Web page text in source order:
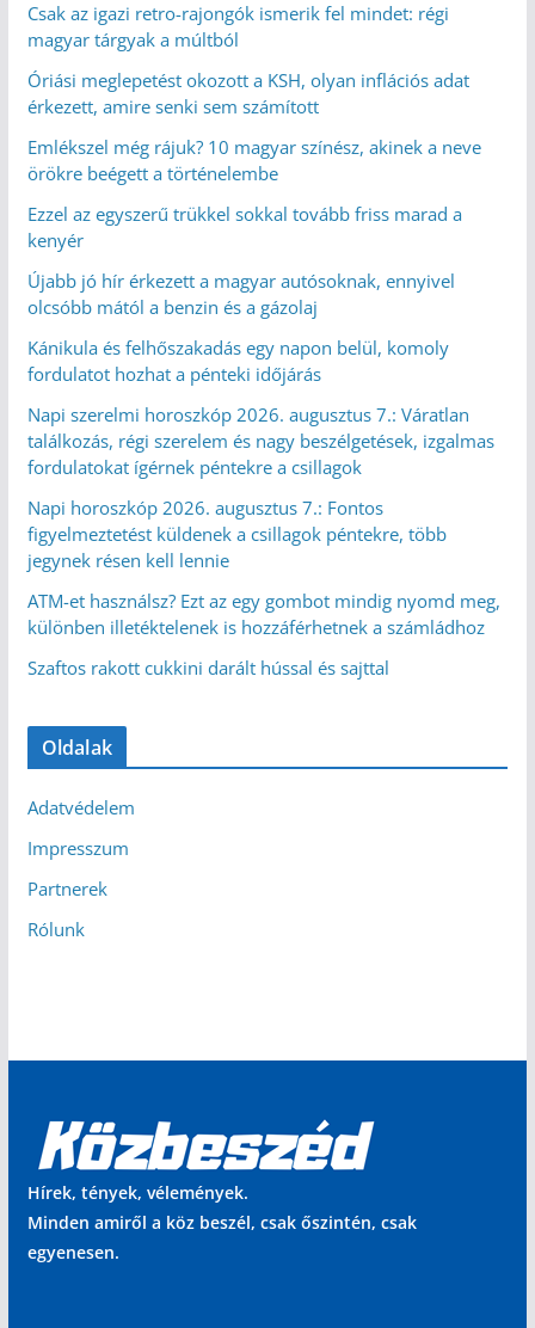
Csak az igazi retro-rajongók ismerik fel mindet: régi
magyar tárgyak a múltból
Óriási meglepetést okozott a KSH, olyan inflációs adat
érkezett, amire senki sem számított
Emlékszel még rájuk? 10 magyar színész, akinek a neve
örökre beégett a történelembe
Ezzel az egyszerű trükkel sokkal tovább friss marad a
kenyér
Újabb jó hír érkezett a magyar autósoknak, ennyivel
olcsóbb mától a benzin és a gázolaj
Kánikula és felhőszakadás egy napon belül, komoly
fordulatot hozhat a pénteki időjárás
Napi szerelmi horoszkóp 2026. augusztus 7.: Váratlan
találkozás, régi szerelem és nagy beszélgetések, izgalmas
fordulatokat ígérnek péntekre a csillagok
Napi horoszkóp 2026. augusztus 7.: Fontos
figyelmeztetést küldenek a csillagok péntekre, több
jegynek résen kell lennie
ATM-et használsz? Ezt az egy gombot mindig nyomd meg,
különben illetéktelenek is hozzáférhetnek a számládhoz
Szaftos rakott cukkini darált hússal és sajttal
Oldalak
Adatvédelem
Impresszum
Partnerek
Rólunk
Hírek, tények, vélemények.
Minden amiről a köz beszél, csak őszintén, csak
egyenesen.